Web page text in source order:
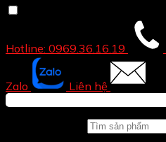
Hotline: 0969.36.16.19
Zalo Liên hệ